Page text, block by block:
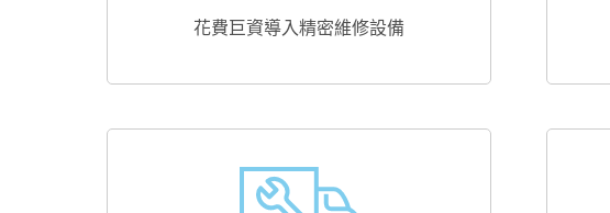
花費巨資導入精密維修設備